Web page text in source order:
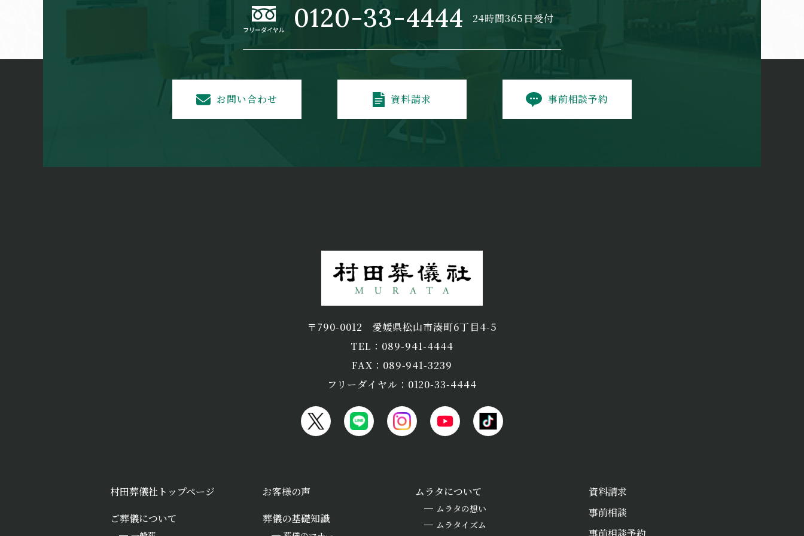
0120-33-4444 24時間365日受付
お問い合わせ 資料請求 事前相談予約
〒790-0012 愛媛県松山市湊町6丁目4-5
TEL：089-941-4444
FAX：089-941-3239
フリーダイヤル：0120-33-4444
村田葬儀社トップページ
ご葬儀について
お客様の声
葬儀の基礎知識
ムラタについて
ムラタの想い
ムラタイズム
資料請求
事前相談